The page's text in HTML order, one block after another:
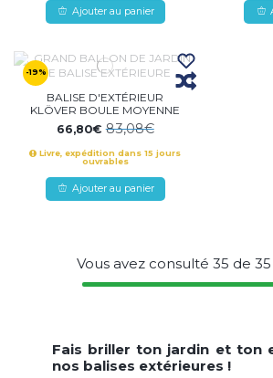
Ajouter au panier
-19%
BALISE D'EXTÉRIEUR
KLÖVER BOULE MOYENNE
66,80€83,08€
Livre, expédition dans 15 jours
ouvrables
Ajouter au panier
Vous avez consulté 35 de 35
Fais briller ton jardin et ton
nos balises extérieures !